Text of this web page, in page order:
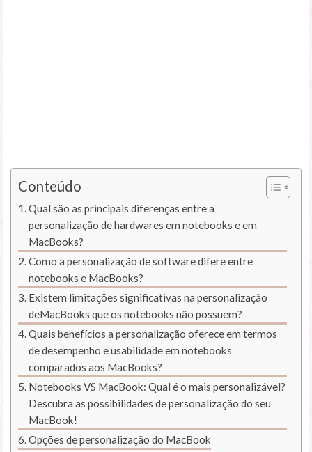
Conteúdo
Qual são as principais diferenças entre a
personalização de hardwares em notebooks e em
MacBooks?
Como a personalização de software difere entre
notebooks e MacBooks?
Existem limitações significativas na personalização
deMacBooks que os notebooks não possuem?
Quais benefícios a personalização oferece em termos
de desempenho e usabilidade em notebooks
comparados aos MacBooks?
Notebooks VS MacBook: Qual é o mais personalizável?
Descubra as possibilidades de personalização do seu
MacBook!
Opções de personalização do MacBook